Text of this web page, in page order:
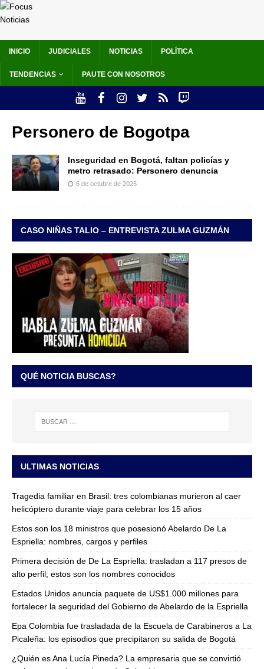
INICIO JUDICIALES NOTICIAS POLÍTICA
TENDENCIAS PAUTE CON NOSOTROS
Personero de Bogotpa
Inseguridad en Bogotá, faltan policías y
metro retrasado: Personero denuncia
6 de octubre de 2025
CASO NIÑAS TALIO – ENTREVISTA ZULMA GUZMÁN
QUÉ NOTICIA BUSCAS?
ULTIMAS NOTICIAS
Tragedia familiar en Brasil: tres colombianas murieron al caer
helicóptero durante viaje para celebrar los 15 años
Estos son los 18 ministros que posesionó Abelardo De La
Espriella: nombres, cargos y perfiles
Primera decisión de De La Espriella: trasladan a 117 presos de
alto perfil; estos son los nombres conocidos
Estados Unidos anuncia paquete de US$1.000 millones para
fortalecer la seguridad del Gobierno de Abelardo de la Espriella
Epa Colombia fue trasladada de la Escuela de Carabineros a La
Picaleña: los episodios que precipitaron su salida de Bogotá
¿Quién es Ana Lucía Pineda? La empresaria que se convirtió